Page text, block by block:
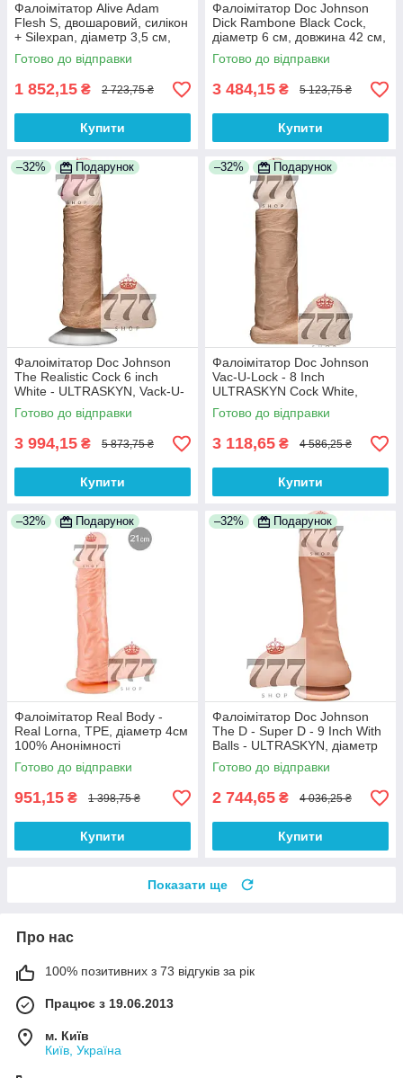
Фалоімітатор Alive Adam
Flesh S, двошаровий, силікон
+ Silexpan, діаметр 3,5 см,
міцна присоска
Готово до відправки
1 852,15 ₴ 2 723,75 ₴
Купити
Фалоімітатор Doc Johnson
Dick Rambone Black Cock,
діаметр 6 см, довжина 42 см,
ПВХ 100% Анонімності
Готово до відправки
3 484,15 ₴ 5 123,75 ₴
Купити
–32% Подарунок
Фалоімітатор Doc Johnson
The Realistic Cock 6 inch
White - ULTRASKYN, Vack-U-
Lock, діаметр 4,3 см 100%
Анонімності
Готово до відправки
3 994,15 ₴ 5 873,75 ₴
Купити
–32% Подарунок
Фалоімітатор Doc Johnson
Vac-U-Lock - 8 Inch
ULTRASKYN Cock White,
діаметр 5,1 см 100%
Анонімності
Готово до відправки
3 118,65 ₴ 4 586,25 ₴
Купити
–32% Подарунок
Фалоімітатор Real Body -
Real Lorna, TPE, діаметр 4см
100% Анонімності
Готово до відправки
951,15 ₴ 1 398,75 ₴
Купити
–32% Подарунок
Фалоімітатор Doc Johnson
The D - Super D - 9 Inch With
Balls - ULTRASKYN, діаметр
6,4 см 100% Анонімності
Готово до відправки
2 744,65 ₴ 4 036,25 ₴
Купити
Показати ще
Про нас
100% позитивних з 73 відгуків за рік
Працює з 19.06.2013
м. Київ
Київ, Україна